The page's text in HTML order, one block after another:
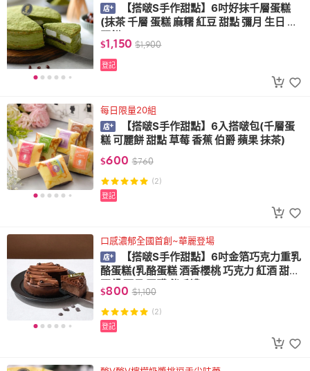
【搭啵S手作甜點】6吋好抹千層蛋糕
(抹茶 千層 蛋糕 麻糬 紅豆 甜點 彌月 生日 可
$1,150 $1,900
登記
每日限量20組
【搭啵S手作甜點】6入搭啵包(千層蛋
糕 可麗餅 甜點 草莓 香蕉 伯爵 蘋果 抹茶)
$600 $760
(2)
登記
口感濃郁全國首創~華麗登場
【搭啵S手作甜點】6吋金箔巧克力重乳
酪蛋糕(乳酪蛋糕 酒香櫻桃 巧克力 紅酒 甜點
野餐 彌月 團購 伴手禮)
$800 $1,100
(2)
登記